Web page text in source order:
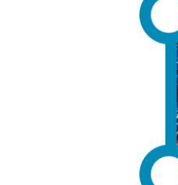
zijn de essentiêle hoekstenen